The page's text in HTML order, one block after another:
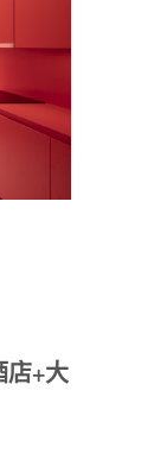
店+大